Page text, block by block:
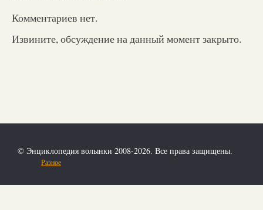
Комментариев нет.
Извините, обсуждение на данный момент закрыто.
© Энциклопедия волынки 2008-2026. Все права защищены.
Разное